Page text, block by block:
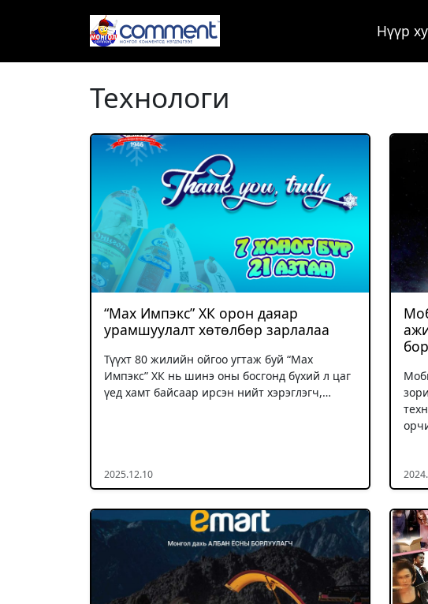
Нүүр
Технологи
“Мах Импэкс” ХК орон даяар
урамшуулалт хөтөлбөр зарлалаа
Түүхт 80 жилийн ойгоо угтаж буй “Мах
Импэкс” ХК нь шинэ оны босгонд бүхий л цаг
үед хамт байсаар ирсэн нийт хэрэглэгч,…
2025.12.10